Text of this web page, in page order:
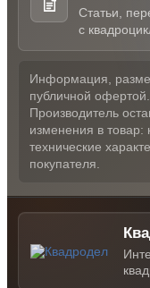
Статьи,
с
Информация,
публичной офертой.
Производитель
изменения в товар:
технические
покупателя.